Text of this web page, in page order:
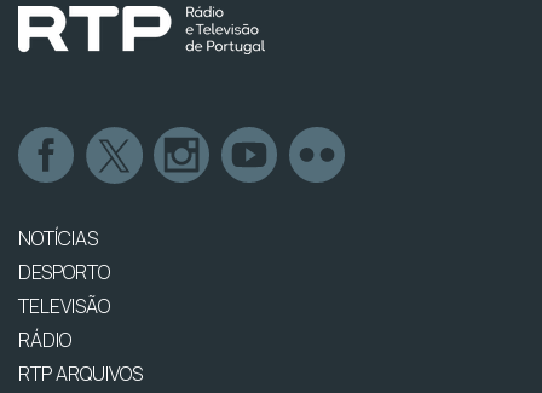
NOTÍCIAS
DESPORTO
TELEVISÃO
RÁDIO
RTP ARQUIVOS